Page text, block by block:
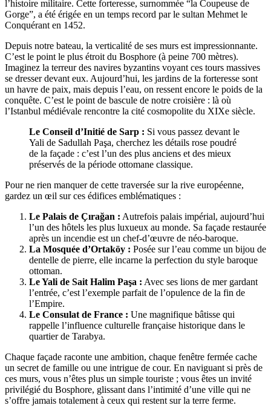
l’histoire militaire. Cette forteresse, surnommée “la Coupeuse de
Gorge”, a été érigée en un temps record par le sultan Mehmet le
Conquérant en 1452.
Depuis notre bateau, la verticalité de ses murs est impressionnante.
C’est le point le plus étroit du Bosphore (à peine 700 mètres).
Imaginez la terreur des navires byzantins voyant ces tours massives
se dresser devant eux. Aujourd’hui, les jardins de la forteresse sont
un havre de paix, mais depuis l’eau, on ressent encore le poids de la
conquête. C’est le point de bascule de notre croisière : là où
l’Istanbul médiévale rencontre la cité cosmopolite du XIXe siècle.
Le Conseil d’Initié de Sarp : Si vous passez devant le
Yali de Sadullah Paşa, cherchez les détails rose poudré
de la façade : c’est l’un des plus anciens et des mieux
préservés de la période ottomane classique.
Pour ne rien manquer de cette traversée sur la rive européenne,
gardez un œil sur ces édifices emblématiques :
Le Palais de Çırağan : Autrefois palais impérial, aujourd’hui
l’un des hôtels les plus luxueux au monde. Sa façade restaurée
après un incendie est un chef-d’œuvre de néo-baroque.
La Mosquée d’Ortaköy : Posée sur l’eau comme un bijou de
dentelle de pierre, elle incarne la perfection du style baroque
ottoman.
Le Yali de Sait Halim Paşa : Avec ses lions de mer gardant
l’entrée, c’est l’exemple parfait de l’opulence de la fin de
l’Empire.
Le Consulat de France : Une magnifique bâtisse qui
rappelle l’influence culturelle française historique dans le
quartier de Tarabya.
Chaque façade raconte une ambition, chaque fenêtre fermée cache
un secret de famille ou une intrigue de cour. En naviguant si près de
ces murs, vous n’êtes plus un simple touriste ; vous êtes un invité
privilégié du Bosphore, glissant dans l’intimité d’une ville qui ne
s’offre jamais totalement à ceux qui restent sur la terre ferme.